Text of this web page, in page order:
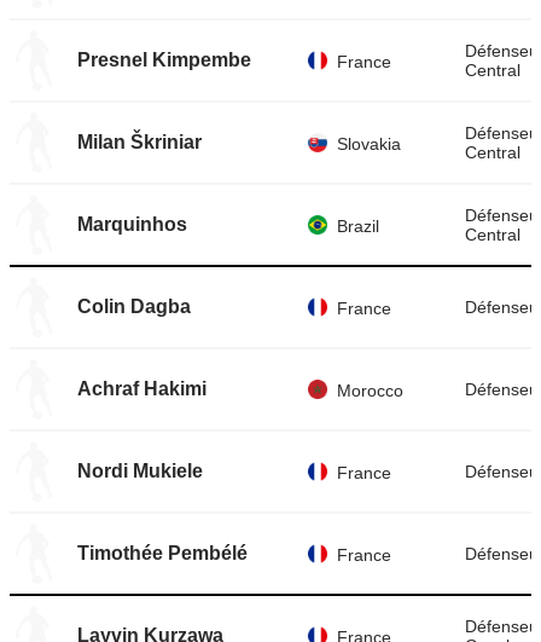
Presnel Kimpembe France
Central
Milan Škriniar Slovakia
Central
Marquinhos Brazil
Central
Colin Dagba France
Achraf Hakimi Morocco
Nordi Mukiele France
Timothée Pembélé France
Layvin Kurzawa France